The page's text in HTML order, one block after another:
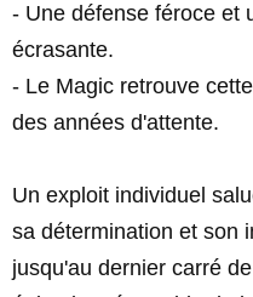
- Une défense féroce et
écrasante.
- Le Magic retrouve
des années d'attente.
Un exploit individuel
sa détermination et son
jusqu'au dernier carré